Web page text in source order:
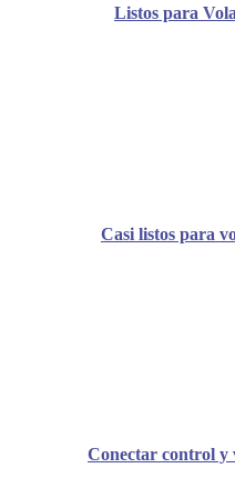
Listos para
Casi listos para
Conectar control y